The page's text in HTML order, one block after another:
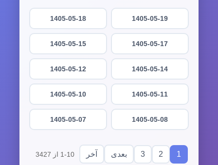
1405-05-19
1405-05-18
1405-05-17
1405-05-15
1405-05-14
1405-05-12
1405-05-11
1405-05-10
1405-05-08
1405-05-07
1
2
3 بعدی آخر 1-10 از 3427